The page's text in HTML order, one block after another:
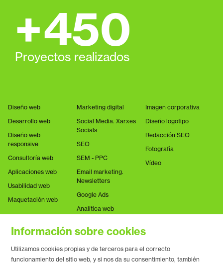
+450
Proyectos realizados
Diseño web
Desarrollo web
Diseño web
responsive
Consultoría web
Aplicaciones web
Usabilidad web
Maquetación web
Marketing digital
Social Media. Xarxes
Socials
SEO
SEM - PPC
Email marketing.
Newsletters
Google Ads
Analítica web
Imagen corporativa
Diseño logotipo
Redacción SEO
Fotografía
Vídeo
Información sobre cookies
Utilizamos cookies propias y de terceros para el correcto
funcionamiento del sitio web, y si nos da su consentimiento, también